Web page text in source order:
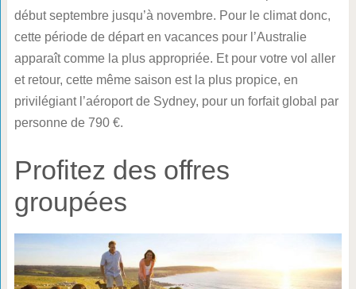
début septembre jusqu’à novembre. Pour le climat donc,
cette période de départ en vacances pour l’Australie
apparaît comme la plus appropriée. Et pour votre vol aller
et retour, cette même saison est la plus propice, en
privilégiant l’aéroport de Sydney, pour un forfait global par
personne de 790 €.
Profitez des offres
groupées